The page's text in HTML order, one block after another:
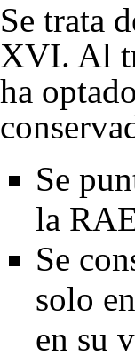
Se trata
XVI. Al
ha
Se
la
Se
solo en
en su